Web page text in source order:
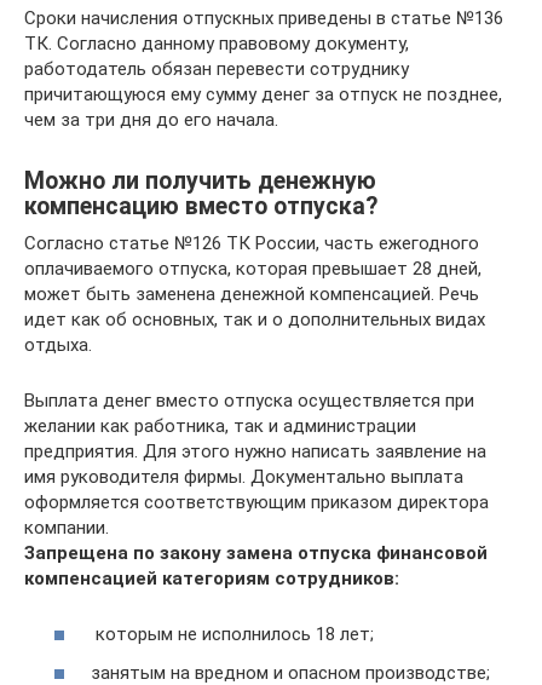
Сроки начисления отпускных приведены в статье №136
ТК. Согласно данному правовому документу,
работодатель обязан перевести сотруднику
причитающуюся ему сумму денег за отпуск не позднее,
чем за три дня до его начала.
Можно ли получить денежную
компенсацию вместо отпуска?
Согласно статье №126 ТК России, часть ежегодного
оплачиваемого отпуска, которая превышает 28 дней,
может быть заменена денежной компенсацией. Речь
идет как об основных, так и о дополнительных видах
отдыха.
Выплата денег вместо отпуска осуществляется при
желании как работника, так и администрации
предприятия. Для этого нужно написать заявление на
имя руководителя фирмы. Документально выплата
оформляется соответствующим приказом директора
компании.
Запрещена по закону замена отпуска финансовой
компенсацией категориям сотрудников:
которым не исполнилось 18 лет;
занятым на вредном и опасном производстве;